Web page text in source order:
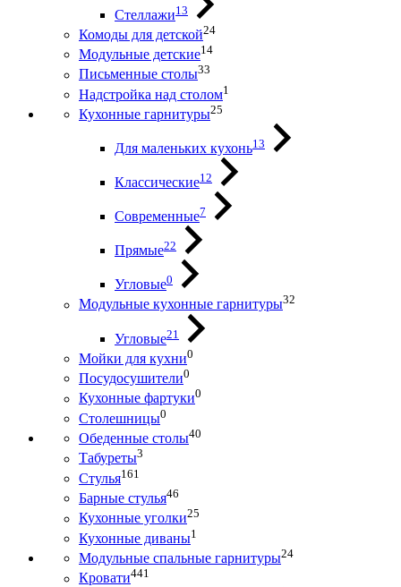
Стеллажи13
Комоды для детской24
Модульные детские14
Письменные столы33
Надстройка над столом1
Кухонные гарнитуры25
Для маленьких кухонь13
Классические12
Современные7
Прямые22
Угловые0
Модульные кухонные гарнитуры32
Угловые21
Мойки для кухни0
Посудосушители0
Кухонные фартуки0
Столешницы0
Обеденные столы40
Табуреты3
Стулья161
Барные стулья46
Кухонные уголки25
Кухонные диваны1
Модульные спальные гарнитуры24
Кровати441